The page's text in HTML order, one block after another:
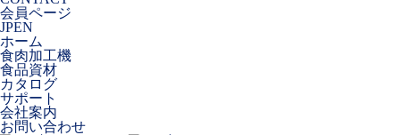
会員ページ
JPEN
ホーム
食肉加工機
食品資材
カタログ
サポート
会社案内
お問い合わせ